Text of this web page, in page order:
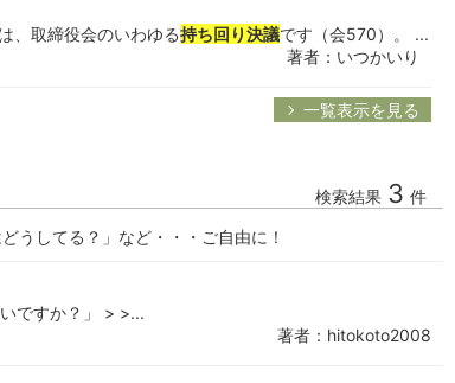
、取締役会のいわゆる持ち回り決議です（会570）。 ...
著者：いつかいり
一覧表示を見る
検索結果 3 件
うしてる？」など・・・ご自由に！
ですか？」 > >...
著者：hitokoto2008